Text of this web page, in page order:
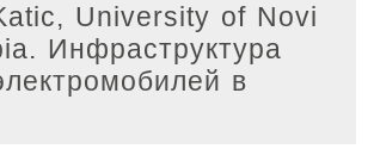
University of Novi
Инфраструктура
в